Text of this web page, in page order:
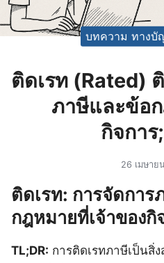
บทความ ทางบั
ติดเรท (Rated)
ภาษีและข้อ
กิจการ
26 เมษาย
ติดเรท: การจัดการ
กฎหมายที่เจ้าของกิ
TL;DR: การติดเรทภาษีเป็นสิ่